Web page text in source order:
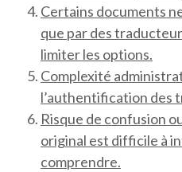
Certains documents
que par des
limiter les options.
Complexité
l’authentification des
Risque de confusion
original est difficile à
comprendre.